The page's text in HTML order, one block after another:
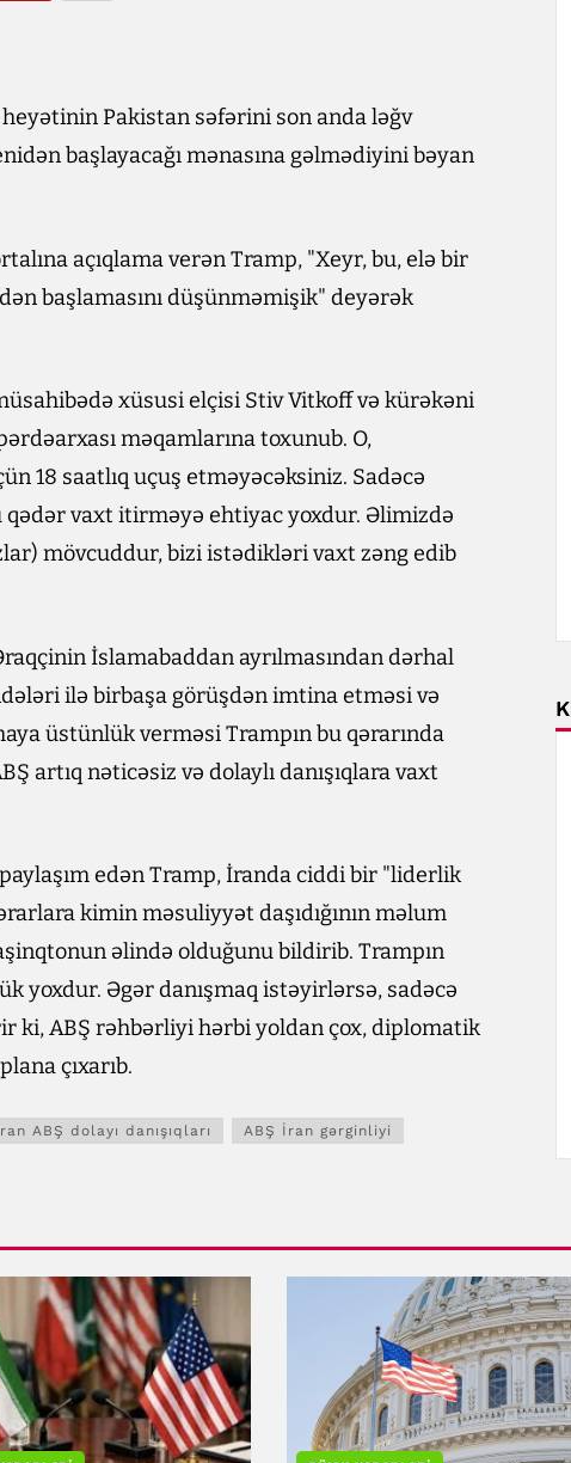
Pakistan səfərini son anda ləğv
başlayacağı mənasına gəlmədiyini bəyan
açıqlama verən Tramp, "Xeyr, bu, elə bir
başlamasını düşünməmişik" deyərək
xüsusi elçisi Stiv Vitkoff və kürəkəni
məqamlarına toxunub. O,
18 saatlıq uçuş etməyəcəksiniz. Sadəcə
vaxt itirməyə ehtiyac yoxdur. Əlimizdə
mövcuddur, bizi istədikləri vaxt zəng edib
İslamabaddan ayrılmasından dərhal
ilə birbaşa görüşdən imtina etməsi və
üstünlük verməsi Trampın bu qərarında
artıq nəticəsiz və dolaylı danışıqlara vaxt
edən Tramp, İranda ciddi bir "liderlik
kimin məsuliyyət daşıdığının məlum
əlində olduğunu bildirib. Trampın
yoxdur. Əgər danışmaq istəyirlərsə, sadəcə
ki, ABŞ rəhbərliyi hərbi yoldan çox, diplomatik
çıxarıb.
ABŞ dolayı danışıqları ABŞ İran gərginliyi